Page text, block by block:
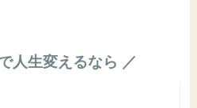
人生変えるなら ／